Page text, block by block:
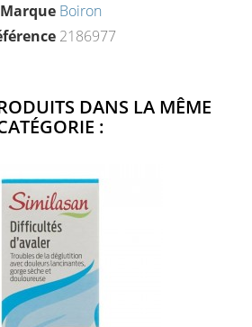
Marque Boiron
2186977
DANS LA MÊME
: